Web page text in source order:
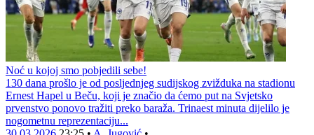
Noć u kojoj smo pobjedili sebe!
130 dana prošlo je od posljednjeg sudijskog zvižduka na stadionu
Ernest Hapel u Beču, koji je značio da ćemo put na Svjetsko
prvenstvo ponovo tražiti preko baraža. Trinaest minuta dijelilo je
nogometnu reprezentaciju...